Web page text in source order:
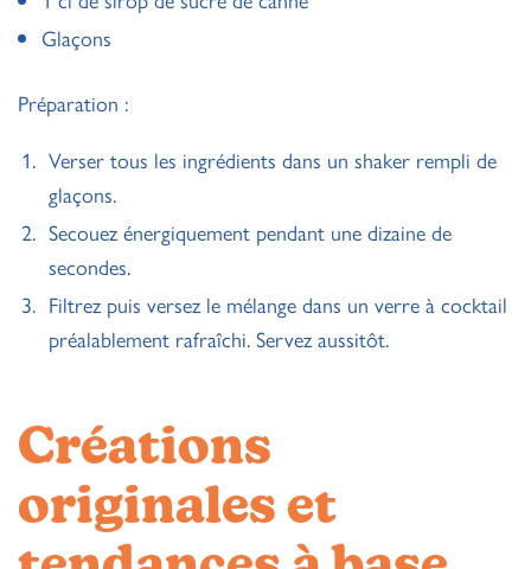
Glaçons
Préparation :
Verser tous les ingrédients dans un shaker rempli de
glaçons.
Secouez énergiquement pendant une dizaine de
secondes.
Filtrez puis versez le mélange dans un verre à cocktail
préalablement rafraîchi. Servez aussitôt.
Créations
originales et